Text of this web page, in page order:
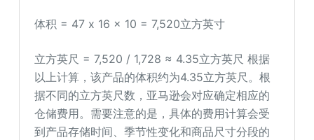
体积 = 47 x 16 x 10 = 7,520立方英寸
立方英尺 = 7,520 / 1,728 ≈ 4.35立方英尺 根据
以上计算，该产品的体积约为4.35立方英尺。根
据不同的立方英尺数，亚马逊会对应确定相应的
仓储费用。需要注意的是，具体的费用计算会受
到产品存储时间、季节性变化和商品尺寸分段的